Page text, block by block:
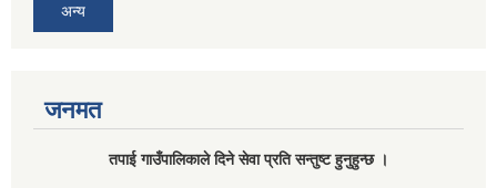
अन्य
जनमत
तपाई गाउँपालिकाले दिने सेवा प्रति सन्तुष्ट हुनुहुन्छ ।